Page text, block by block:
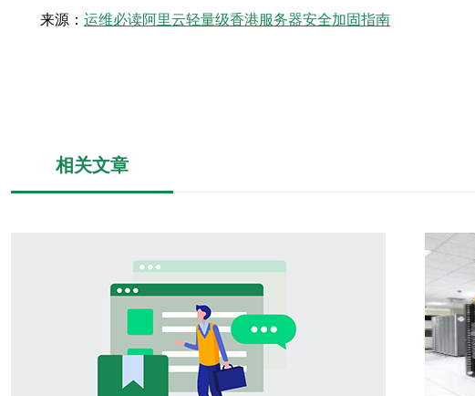
来源： 运维必读阿里云轻量级香港服务器安全加固指南
相关文章